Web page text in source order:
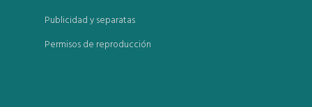
Publicidad y separatas
Permisos de reproducción